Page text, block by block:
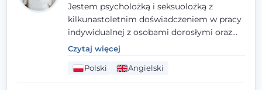
Jestem psycholożką i seksuolożką z
kilkunastoletnim doświadczeniem w pracy
indywidualnej z osobami dorosłymi oraz
parami. Specjalizuję się w obszarze zdrowia
seksualnego, żałoby, kryzysów życiowych i
wypalenia zawodowego. Pracuję w języku
polskim i angielskim, w podejściu
Czytaj więcej
Polski Angielski